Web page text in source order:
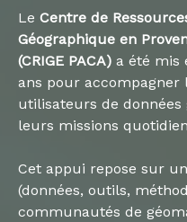
Le Centre de
Géographique en
(CRIGE PACA) a été mis
ans pour
utilisateurs de données
leurs missions
Cet appui repose sur
(données, outils,
communautés de